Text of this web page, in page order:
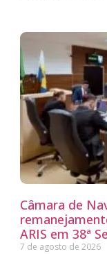
Câmara de
ARIS em 38ª
7 de agosto de 2026